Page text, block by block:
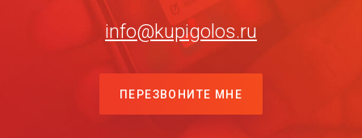
info@kupigolos.ru
ПЕРЕЗВОНИТЕ МНЕ